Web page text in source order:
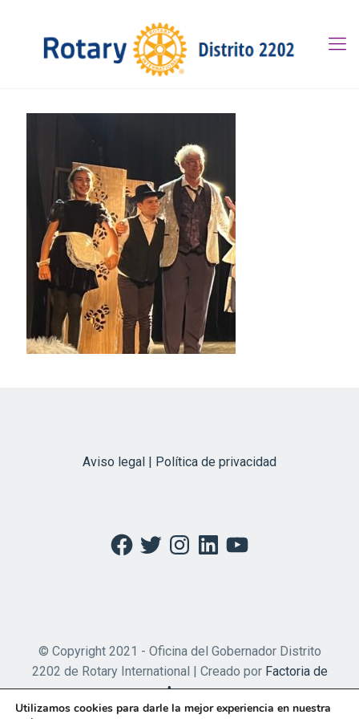
Aviso legal | Política de privacidad
Facebook
TwitterInstagramLinkedInYouTube
© Copyright 2021 - Oficina del Gobernador Distrito
2202 de Rotary International | Creado por Factoria de
Apps
Utilizamos cookies para darle la mejor experiencia en nuestra